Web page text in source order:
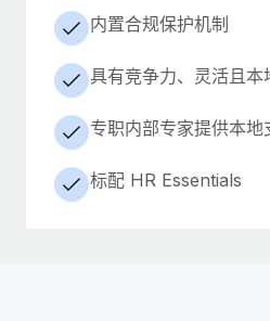
内置合规保护机制
具有竞争力、灵活且本
专职内部专家提供本地
标配 HR Essentials